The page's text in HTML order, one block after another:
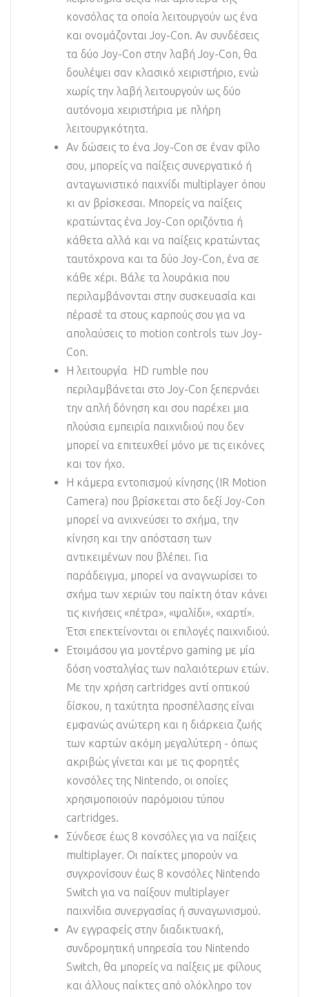
κονσόλας τα οποία λειτουργούν ως ένα
και ονομάζονται Joy-Con. Αν συνδέσεις
τα δύο Joy-Con στην λαβή Joy-Con, θα
δουλέψει σαν κλασικό χειριστήριο, ενώ
χωρίς την λαβή λειτουργούν ως δύο
αυτόνομα χειριστήρια με πλήρη
λειτουργικότητα.
Αν δώσεις το ένα Joy-Con σε έναν φίλο
σου, μπορείς να παίξεις συνεργατικό ή
ανταγωνιστικό παιχνίδι multiplayer όπου
κι αν βρίσκεσαι. Μπορείς να παίξεις
κρατώντας ένα Joy-Con οριζόντια ή
κάθετα αλλά και να παίξεις κρατώντας
ταυτόχρονα και τα δύο Joy-Con, ένα σε
κάθε χέρι. Βάλε τα λουράκια που
περιλαμβάνονται στην συσκευασία και
πέρασέ τα στους καρπούς σου για να
απολαύσεις το motion controls των Joy-
Con.
Η λειτουργία HD rumble που
περιλαμβάνεται στο Joy-Con ξεπερνάει
την απλή δόνηση και σου παρέχει μια
πλούσια εμπειρία παιχνιδιού που δεν
μπορεί να επιτευχθεί μόνο με τις εικόνες
και τον ήχο.
Η κάμερα εντοπισμού κίνησης (IR Motion
Camera) που βρίσκεται στο δεξί Joy-Con
μπορεί να ανιχνεύσει το σχήμα, την
κίνηση και την απόσταση των
αντικειμένων που βλέπει. Για
παράδειγμα, μπορεί να αναγνωρίσει το
σχήμα των χεριών του παίκτη όταν κάνει
τις κινήσεις «πέτρα», «ψαλίδι», «χαρτί».
Έτσι επεκτείνονται οι επιλογές παιχνιδιού.
Ετοιμάσου για μοντέρνο gaming με μία
δόση νοσταλγίας των παλαιότερων ετών.
Με την χρήση cartridges αντί οπτικού
δίσκου, η ταχύτητα προσπέλασης είναι
εμφανώς ανώτερη και η διάρκεια ζωής
των καρτών ακόμη μεγαλύτερη - όπως
ακριβώς γίνεται και με τις φορητές
κονσόλες της Nintendo, οι οποίες
χρησιμοποιούν παρόμοιου τύπου
cartridges.
Σύνδεσε έως 8 κονσόλες για να παίξεις
multiplayer. Οι παίκτες μπορούν να
συγχρονίσουν έως 8 κονσόλες Nintendo
Switch για να παίξουν multiplayer
παιχνίδια συνεργασίας ή συναγωνισμού.
Αν εγγραφείς στην διαδικτυακή,
συνδρομητική υπηρεσία του Nintendo
Switch, θα μπορείς να παίξεις με φίλους
και άλλους παίκτες από ολόκληρο τον